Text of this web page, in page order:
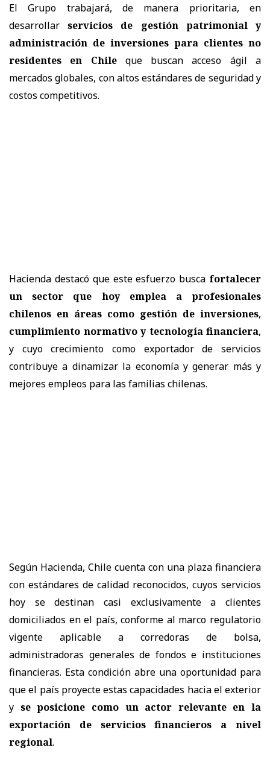
El Grupo trabajará, de manera prioritaria, en
desarrollarservicios de gestión patrimonial y
administración de inversiones para clientes no
residentes en Chileque buscan acceso ágil a
mercados globales, con altos estándares de seguridad y
costos competitivos.
Hacienda destacó que este esfuerzo busca fortalecer
un sector que hoy emplea a profesionales
chilenos en áreas como gestión de inversiones,
cumplimiento normativo y tecnología financiera,
y cuyo crecimiento como exportador de servicios
contribuye a dinamizar la economía y generar más y
mejores empleos para las familias chilenas.
Según Hacienda, Chile cuenta con una plaza financiera
con estándares de calidad reconocidos, cuyos servicios
hoy se destinan casi exclusivamente a clientes
domiciliados en el país, conforme al marco regulatorio
vigente aplicable a corredoras de bolsa,
administradoras generales de fondos e instituciones
financieras. Esta condición abre una oportunidad para
que el país proyecte estas capacidades hacia el exterior
y se posicione como un actor relevante en la
exportación de servicios financieros a nivel
regional.